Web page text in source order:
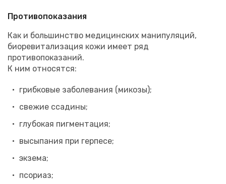
Противопоказания
Как и большинство медицинских манипуляций,
биоревитализация кожи имеет ряд
противопоказаний.
К ним относятся:
грибковые заболевания (микозы);
свежие ссадины;
глубокая пигментация;
высыпания при герпесе;
экзема;
псориаз;